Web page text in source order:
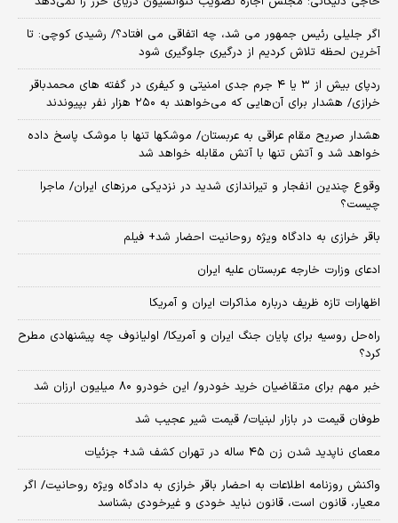
اگر جلیلی رئیس جمهور می شد، چه اتفاقی می افتاد؟/ رشیدی کوچی: تا
آخرین لحظه تلاش کردیم از درگیری جلوگیری شود
ردپای بیش از ۳ یا ۴ جرم جدی امنیتی و کیفری در گفته های محمدباقر
خرازی/ هشدار برای آن‌هایی که می‌خواهند به ۲۵۰ هزار نفر بپیوندند
هشدار صریح مقام عراقی به عربستان/ موشکها تنها با موشک پاسخ داده
خواهد شد و آتش تنها با آتش مقابله خواهد شد
وقوع چندین انفجار و تیراندازی شدید در نزدیکی مرز‌های ایران/ ماجرا
چیست؟
باقر خرازی به دادگاه ویژه روحانیت احضار شد+ فیلم
ادعای وزارت خارجه عربستان علیه ایران
اظهارات تازه ظریف درباره مذاکرات ایران و آمریکا
راه‌حل روسیه برای پایان جنگ ایران و آمریکا/ اولیانوف چه پیشنهادی مطرح
کرد؟
خبر مهم برای متقاضیان خرید خودرو/ این خودرو ۸۰ میلیون ارزان شد
طوفان قیمت در بازار لبنیات/ قیمت شیر عجیب شد
معمای ناپدید شدن زن ۴۵ ساله در تهران کشف شد+ جزئیات
واکنش روزنامه اطلاعات به احضار باقر خرازی به دادگاه ویژه روحانیت/ اگر
معیار، قانون است، قانون نباید خودی و غیرخودی بشناسد